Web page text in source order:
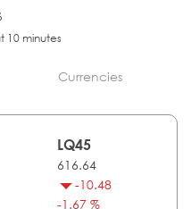
10 minutes
Currencies
LQ45
616.64
-10.48
-1.67 %